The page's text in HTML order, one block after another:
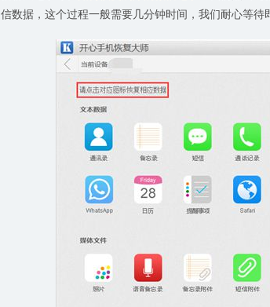
信数据，这个过程一般需要几分钟时间，我们耐心等待